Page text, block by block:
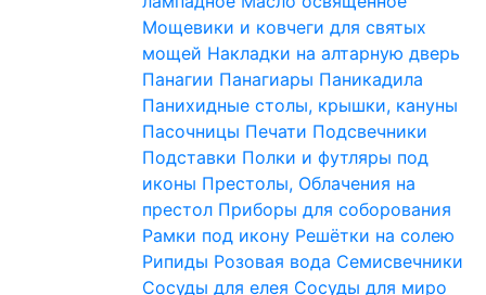
Мощевики и ковчеги для святых
мощей Накладки на алтарную дверь
Панагии Панагиары Паникадила
Панихидные столы, крышки, кануны
Пасочницы Печати Подсвечники
Подставки Полки и футляры под
иконы Престолы, Облачения на
престол Приборы для соборования
Рамки под икону Решётки на солею
Рипиды Розовая вода Семисвечники
Сосуды для елея Сосуды для миро